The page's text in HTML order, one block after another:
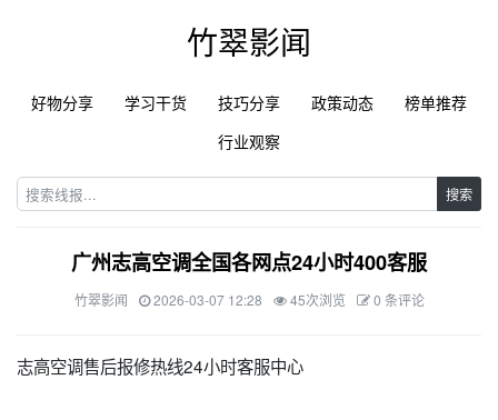
竹翠影闻
好物分享 学习干货 技巧分享 政策动态
榜单推荐
行业观察
搜索
广州志高空调全国各网点24小时400客服
竹翠影闻 2026-03-07 12:28 45次浏览 0 条评论
志高空调售后报修热线24小时客服中心